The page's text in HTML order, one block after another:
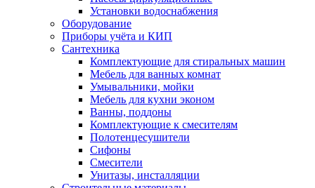
Установки водоснабжения
Оборудование
Приборы учёта и КИП
Сантехника
Комплектующие для стиральных машин
Мебель для ванных комнат
Умывальники, мойки
Мебель для кухни эконом
Ванны, поддоны
Комплектующие к смесителям
Полотенцесушители
Сифоны
Смесители
Унитазы, инсталляции